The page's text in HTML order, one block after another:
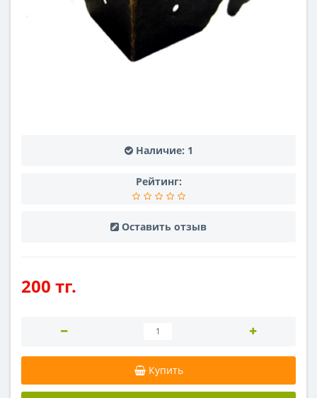
Наличие: 1
Рейтинг:
Оставить отзыв
200 тг.
Купить